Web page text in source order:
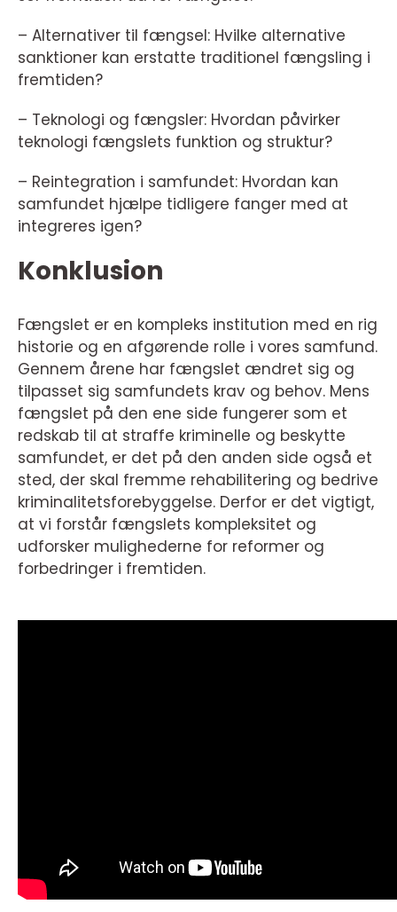
– Alternativer til fængsel: Hvilke alternative
sanktioner kan erstatte traditionel fængsling i
fremtiden?
– Teknologi og fængsler: Hvordan påvirker
teknologi fængslets funktion og struktur?
– Reintegration i samfundet: Hvordan kan
samfundet hjælpe tidligere fanger med at
integreres igen?
Konklusion
Fængslet er en kompleks institution med en rig
historie og en afgørende rolle i vores samfund.
Gennem årene har fængslet ændret sig og
tilpasset sig samfundets krav og behov. Mens
fængslet på den ene side fungerer som et
redskab til at straffe kriminelle og beskytte
samfundet, er det på den anden side også et
sted, der skal fremme rehabilitering og bedrive
kriminalitetsforebyggelse. Derfor er det vigtigt,
at vi forstår fængslets kompleksitet og
udforsker mulighederne for reformer og
forbedringer i fremtiden.